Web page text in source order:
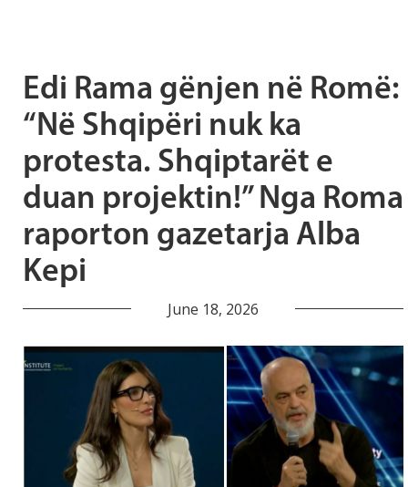
Edi Rama gënjen në Romë:
“Në Shqipëri nuk ka
protesta. Shqiptarët e
duan projektin!” Nga Roma
raporton gazetarja Alba
Kepi
June 18, 2026